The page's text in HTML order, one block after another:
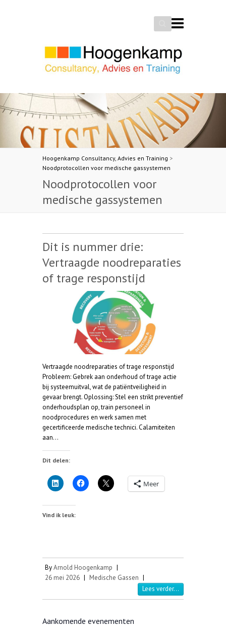
Search
Hoogenkamp Consultancy, Advies en Training >
Noodprotocollen voor medische gassystemen
Noodprotocollen voor
medische gassystemen
Dit is nummer drie:
Vertraagde noodreparaties
of trage responstijd
Vertraagde noodreparaties of trage responstijd
Probleem: Gebrek aan onderhoud of trage actie
bij systeemuitval, wat de patiëntveiligheid in
gevaar brengt. Oplossing: Stel een strikt preventief
onderhoudsplan op, train personeel in
noodprocedures en werk samen met
gecertificeerde medische technici. Calamiteiten
aan…
Dit delen:
Meer
Vind ik leuk:
ByArnold Hoogenkamp |
26 mei 2026 | Medische Gassen |
Lees verder...
Aankomende evenementen